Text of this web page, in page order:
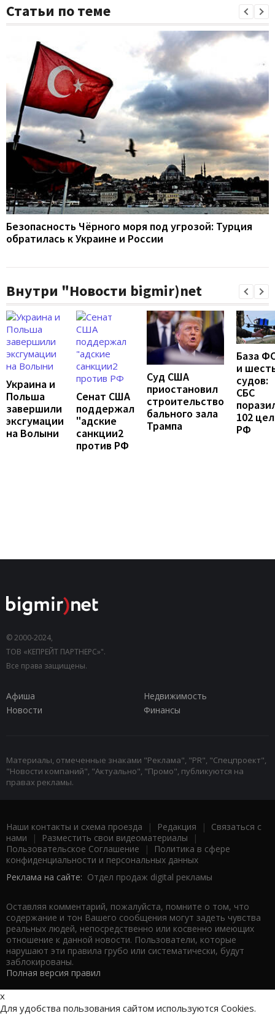
Статьи по теме
Безопасность Чёрного моря под угрозой: Турция
обратилась к Украине и России
Внутри "Новости bigmir)net
Украина и
Польша
завершили
эксгумации
на Волыни
Сенат США
поддержал
"адские
санкции2
против РФ
Суд США
приостановил
строительство
бального зала
Трампа
База
и
судов:
СБС
102
РФ
© 2000-2024,
ТОВ «КЕПРЕЙТ ПАРТНЕРС»".
Все права защищены.
Афиша
Недвижимость
Новости
Финансы
Материалы, отмеченные знаками "Реклама", "PR", "Спецпроект",
"Новости компаний", "Актуально", "Промо", публикуются на
правах рекламы.
Наши контакты и схема проезда | Редакция | Связаться с
нами | Разместить свои видеоматериалы |
Пользовательское Соглашение |
Политика в сфере
конфиденциальности и персональных данных
Реклама на сайте: Отдел продаж digital рекламы
Оставляя комментарий, пожалуйста, помните о том, что
содержание и тон Вашего сообщения могут задеть чувства
реальных людей, непосредственно или косвенно имеющих
отношение к данной новости. Пользователи, которые
нарушают эти правила грубо или систематически, будут
заблокированы.
Полная версия правил
x
Для удобства пользования сайтом используются Cookies.